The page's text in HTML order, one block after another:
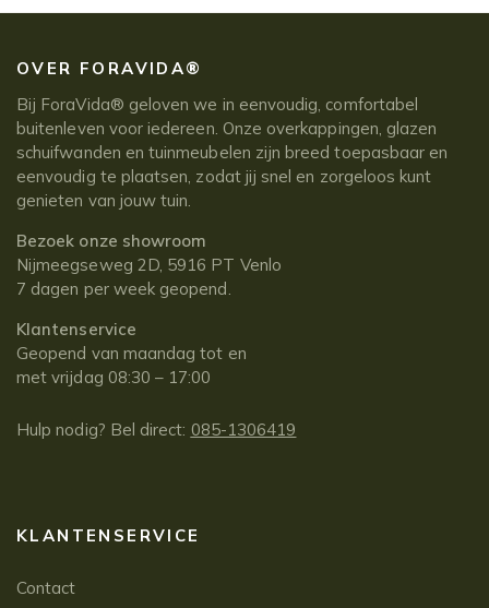
OVER FORAVIDA®
Bij ForaVida® geloven we in eenvoudig, comfortabel
buitenleven voor iedereen. Onze overkappingen, glazen
schuifwanden en tuinmeubelen zijn breed toepasbaar en
eenvoudig te plaatsen, zodat jij snel en zorgeloos kunt
genieten van jouw tuin.
Bezoek onze showroom
Nijmeegseweg 2D, 5916 PT Venlo
7 dagen per week geopend.
Klantenservice
Geopend van maandag tot en
met vrijdag 08:30 – 17:00
Hulp nodig? Bel direct: 085-1306419
KLANTENSERVICE
Contact